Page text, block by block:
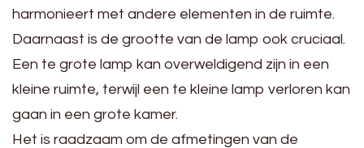
harmonieert met andere elementen in de ruimte.
Daarnaast is de grootte van de lamp ook cruciaal.
Een te grote lamp kan overweldigend zijn in een
kleine ruimte, terwijl een te kleine lamp verloren kan
gaan in een grote kamer.
Het is raadzaam om de afmetingen van de